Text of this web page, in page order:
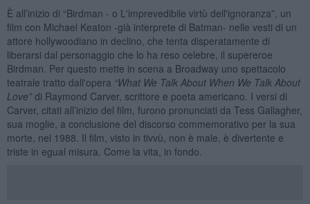
È all’inizio di “Birdman - o L'imprevedibile virtù dell'ignoranza”, un
film con Michael Keaton -già interprete di Batman- nelle vesti di un
attore hollywoodiano in declino, che tenta disperatamente di
liberarsi dal personaggio che lo ha reso celebre, il supereroe
Birdman. Per questo mette in scena a Broadway uno spettacolo
teatrale tratto dall'opera “What We Talk About When We Talk About
Love”di Raymond Carver, scrittore e poeta americano. I versi di
Carver, citati all’inizio del film, furono pronunciati da Tess Gallagher,
sua moglie, a conclusione del discorso commemorativo per la sua
morte, nel 1988. Il film, visto in tivvù, non è male, è divertente e
triste in egual misura. Come la vita, in fondo.